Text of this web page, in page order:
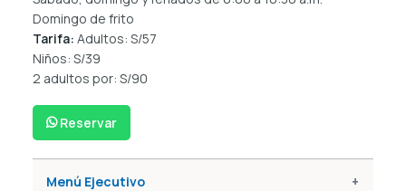
Domingo de frito
Tarifa: Adultos: S/57
Niños: S/39
2 adultos por: S/90
Reservar
Menú Ejecutivo